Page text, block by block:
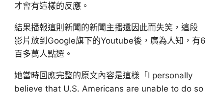
才會有這樣的反應。
結果播報這則新聞的新聞主播還因此而失笑，這段
影片放到Google旗下的Youtube後，廣為人知，有6
百多萬人點選。
她當時回應完整的原文內容是這樣「I personally
believe that U.S. Americans are unable to do so